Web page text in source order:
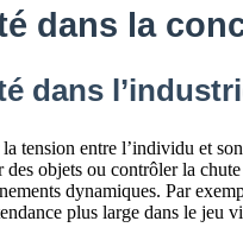
dans la
dans
tension entre l’individu et
objets ou contrôler la
dynamiques. Par
plus large dans le jeu